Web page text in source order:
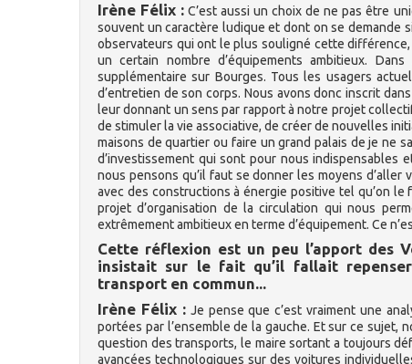
Irène Félix : C’est aussi un choix de ne pas être
souvent un caractère ludique et dont on se demande
observateurs qui ont le plus souligné cette
un certain nombre d’équipements ambitieux.
supplémentaire sur Bourges. Tous les usagers
d’entretien de son corps. Nous avons donc inscrit
leur donnant un sens par rapport à notre projet
de stimuler la vie associative, de créer de nouvelles
maisons de quartier ou faire un grand palais de je ne
d’investissement qui sont pour nous indispensables
nous pensons qu’il faut se donner les moyens
avec des constructions à énergie positive tel qu’on le
projet d’organisation de la circulation qui nous
extrêmement ambitieux en terme d’équipement. Ce
Cette réflexion est un peu l’apport des
insistait sur le fait qu’il fallait
transport en commun...
Irène Félix :Je pense que c’est vraiment une
portées par l’ensemble de la gauche. Et sur ce sujet,
question des transports, le maire sortant a toujours
avancées technologiques sur des voitures